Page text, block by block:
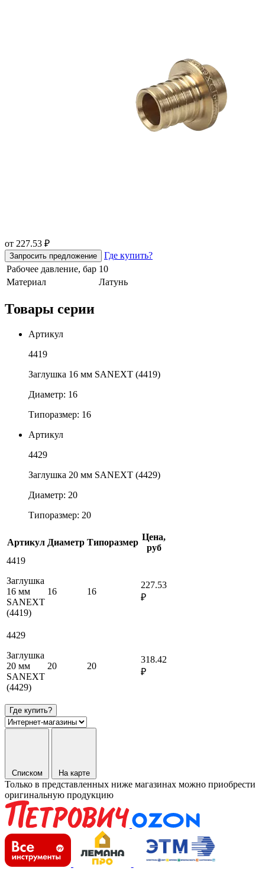
от 227.53 ₽
Запросить предложение
Где купить?
Рабочее давление, бар 10
Материал
Латунь
Товары серии
Артикул
4419
Заглушка 16 мм SANEXT (4419)
Диаметр: 16
Типоразмер: 16
Артикул
4429
Заглушка 20 мм SANEXT (4429)
Диаметр: 20
Типоразмер: 20
Артикул Диаметр Типоразмер
Цена,
руб
4419
Заглушка
16 мм
SANEXT
(4419)
16 16
227.53
₽
4429
Заглушка
20 мм
SANEXT
(4429)
20 20
318.42
₽
Где купить?
Списком На карте
Только в представленных ниже магазинах можно приобрести
оригинальную продукцию